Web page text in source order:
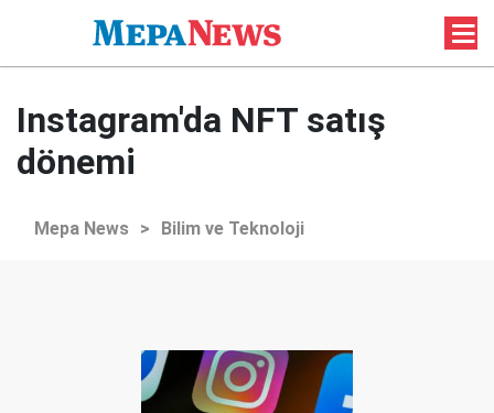
Instagram'da NFT satış
dönemi
Mepa News > Bilim ve Teknoloji